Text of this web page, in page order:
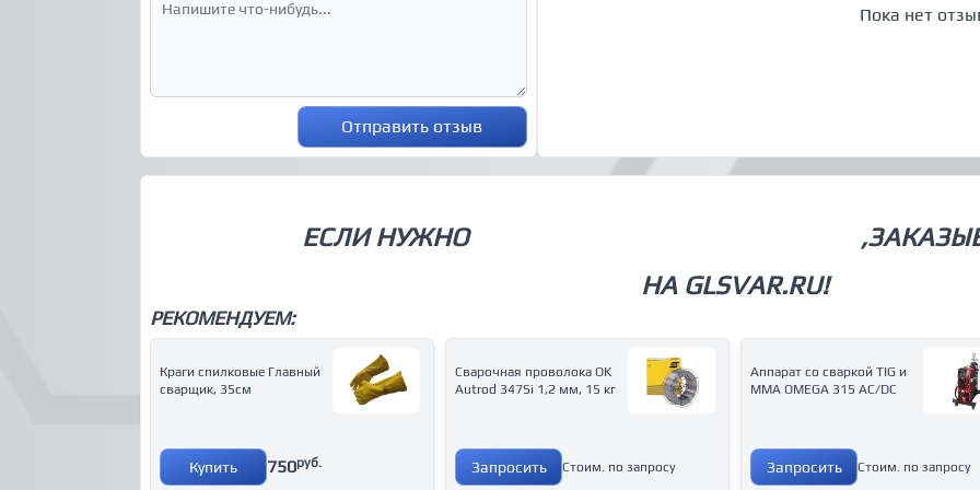
Отправить отзыв
Пока нет
ЕСЛИ НУЖНО
НА GLSVAR.RU!
РЕКОМЕНДУЕМ:
Краги спилковые Главный
сварщик, 35см
Купить 750руб.
Сварочная проволока OK
Autrod 347Si 1,2 мм, 15 кг
Запросить Стоим. по запросу
Аппарат со сваркой ТIG и
MMA OMEGA 315 AC/DC
Запросить Стоим. по запросу